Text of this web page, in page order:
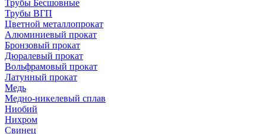
Трубы Бесшовные
Трубы ВГП
Цветной металлопрокат
Алюминиевый прокат
Бронзовый прокат
Дюралевый прокат
Вольфрамовый прокат
Латунный прокат
Медь
Медно-никелевый сплав
Ниобий
Нихром
Свинец